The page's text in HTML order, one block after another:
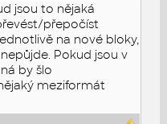
jsou to nějaká
přepočíst
na nové bloky,
Pokud jsou v
by šlo
meziformát